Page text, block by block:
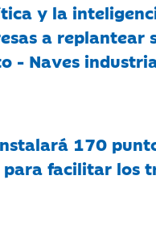
y la
a replantear
- Naves
170
facilitar los